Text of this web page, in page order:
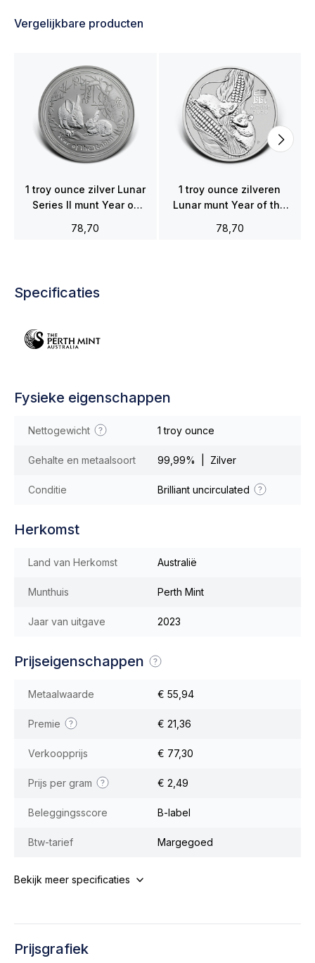
Vergelijkbare producten
1 troy ounce zilver Lunar
Series II munt Year of
78,70
1 troy ounce zilveren
Lunar munt Year of the
78,70
Specificaties
Fysieke eigenschappen
Nettogewicht 1 troy ounce
Gehalte en metaalsoort 99,99% | Zilver
Conditie Brilliant uncirculated
Herkomst
Land van Herkomst Australië
Munthuis Perth Mint
Jaar van uitgave 2023
Prijseigenschappen
Metaalwaarde € 55,94
Premie € 21,36
Verkoopprijs € 77,30
Prijs per gram € 2,49
Beleggingsscore B-label
Btw-tarief Margegoed
Bekijk meer specificaties
Prijsgrafiek